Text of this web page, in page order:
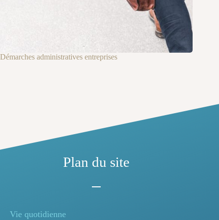
Démarches administratives entreprises
Plan du site
Vie quotidienne